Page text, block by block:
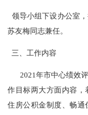
领导小组下设办公室
苏友梅同志兼任。
三、工作内容
2021年市中心绩效
作目标两大方面内容
住房公积金制度、畅通